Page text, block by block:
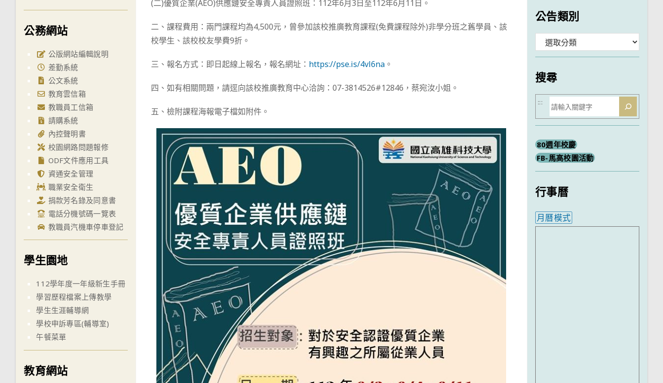
(二)優質企業(AEO)供應鏈安全專責人員證照班：112年6月3日至112年6月11日。
二、課程費用：兩門課程均為4,500元，曾參加該校推廣教育課程(免費課程除外)非學分班之舊學員、該
校學生、該校校友學費9折。
三、報名方式：即日起線上報名，報名網址： https://pse.is/4vl6na 。
四、如有相關問題，請逕向該校推廣教育中心洽詢：07-3814526#12846，蔡宛汝小姐。
五、檢附課程海報電子檔如附件。
公務網站
公版網站編輯說明
差勤系統
公文系統
教育雲信箱
教職員工信箱
請購系統
內控聲明書
校園網路問題報修
ODF文件應用工具
資通安全管理
職業安全衛生
捐款芳名錄及同意書
電話分機號碼一覽表
教職員汽機車停車登記
學生園地
112學年度一年級新生手冊
學習歷程檔案上傳教學
學生生涯輔導網
學校申訴專區(輔導室)
午餐菜單
教育網站
公告類別
類
搜尋
搜
尋
:::
80週年校慶
FB-馬高校園活動
行事曆
月曆模式